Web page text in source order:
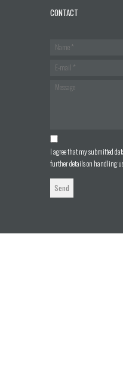
CONTACT
I agree that my submitted
further details on handling
Send